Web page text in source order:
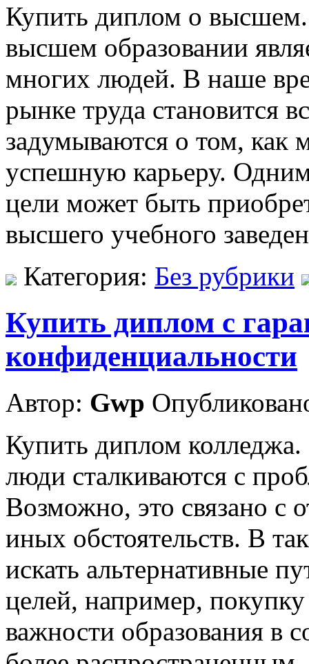
Купить диплом о
высшем образовании
многих людей. В наше
рынке труда становится
задумываются о том,
успешную карьеру.
цели может быть
высшего учебного
Категория: Без рубрики
Купить диплом с
конфиденциальности
Автор: Gwp
Купить диплом
люди сталкиваются с
Возможно, это связано с
иных обстоятельств. В
искать альтернативные
целей, например,
важности образования в